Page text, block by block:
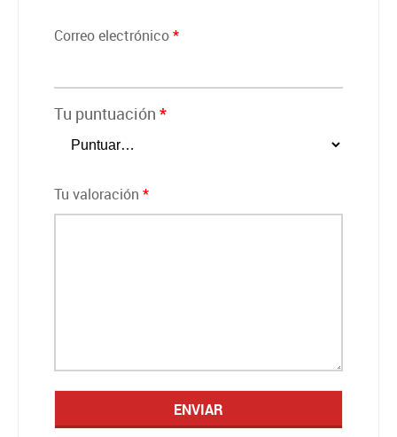
Correo electrónico*
Tu puntuación *
Tu valoración *